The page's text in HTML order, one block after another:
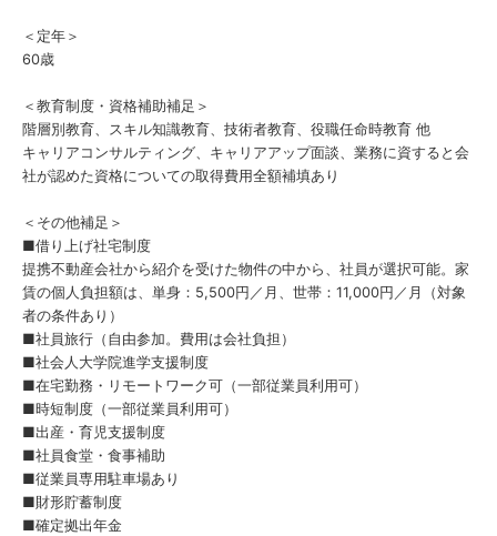
＜定年＞
60歳
＜教育制度・資格補助補足＞
階層別教育、スキル知識教育、技術者教育、役職任命時教育 他
キャリアコンサルティング、キャリアアップ面談、業務に資すると会
社が認めた資格についての取得費用全額補填あり
＜その他補足＞
■借り上げ社宅制度
提携不動産会社から紹介を受けた物件の中から、社員が選択可能。家
賃の個人負担額は、単身：5,500円／月、世帯：11,000円／月（対象
者の条件あり）
■社員旅行（自由参加。費用は会社負担）
■社会人大学院進学支援制度
■在宅勤務・リモートワーク可（一部従業員利用可）
■時短制度（一部従業員利用可）
■出産・育児支援制度
■社員食堂・食事補助
■従業員専用駐車場あり
■財形貯蓄制度
■確定拠出年金